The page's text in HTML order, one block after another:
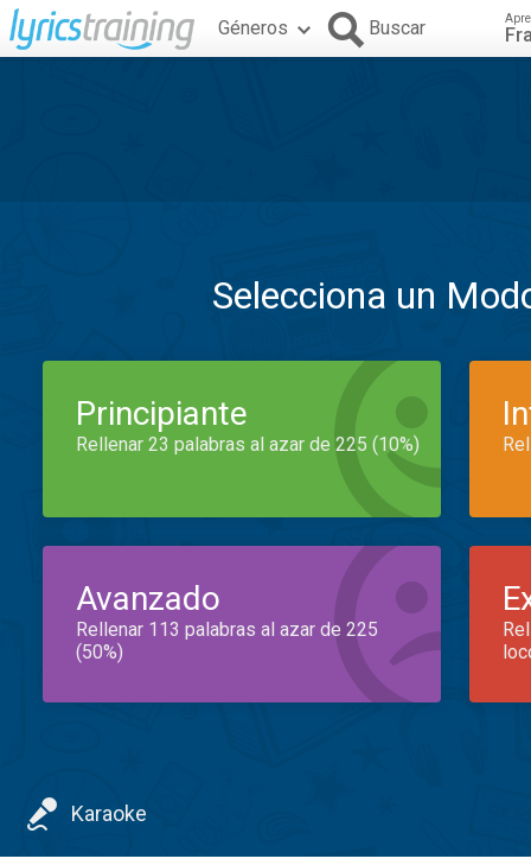
Géneros Buscar
Selecciona un
Principiante
Rellenar 23 palabras al azar de 225 (10%)
Avanzado
Rellenar 113 palabras al azar de 225
(50%)
Karaoke